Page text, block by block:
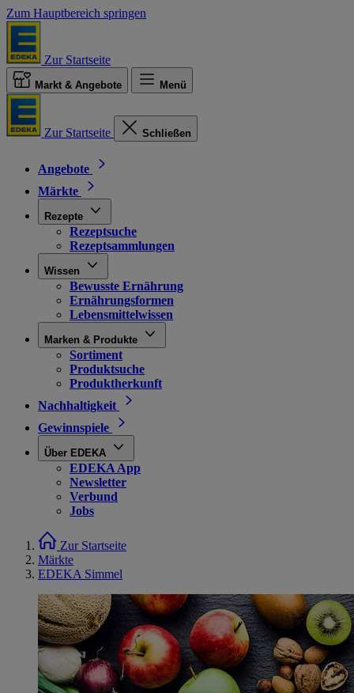
Zum Hauptbereich springen
Zur Startseite
Markt & Angebote Menü
Zur Startseite Schließen
Angebote
Märkte
Rezepte
Rezeptsuche
Rezeptsammlungen
Wissen
Bewusste Ernährung
Ernährungsformen
Lebensmittelwissen
Marken & Produkte
Sortiment
Produktsuche
Produktherkunft
Nachhaltigkeit
Gewinnspiele
Über EDEKA
EDEKA App
Newsletter
Verbund
Jobs
Zur Startseite
Märkte
EDEKA Simmel